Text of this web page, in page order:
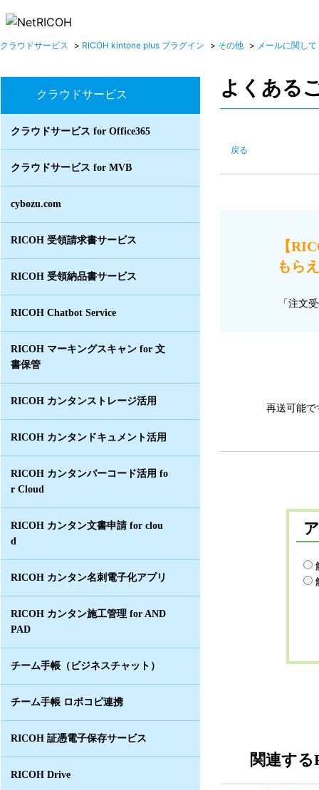
クラウドサービス > RICOH kintone plus プラグイン > その他 > メールに関して
クラウドサービス
クラウドサービス for Office365
クラウドサービス for MVB
cybozu.com
RICOH 受領請求書サービス
RICOH 受領納品書サービス
RICOH Chatbot Service
RICOH マーキングスキャン for 文
書保管
RICOH カンタンストレージ活用
RICOH カンタンドキュメント活用
RICOH カンタンバーコード活用 fo
r Cloud
RICOH カンタン文書申請 for clou
d
RICOH カンタン名刺電子化アプリ
RICOH カンタン施工管理 for AND
PAD
チーム手帳（ビジネスチャット）
チーム手帳 ロボコピ連携
RICOH 証憑電子保存サービス
RICOH Drive
よくある
戻る
【
もら
「注文
再送可能
関連する